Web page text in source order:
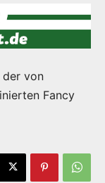
der von
Fancy